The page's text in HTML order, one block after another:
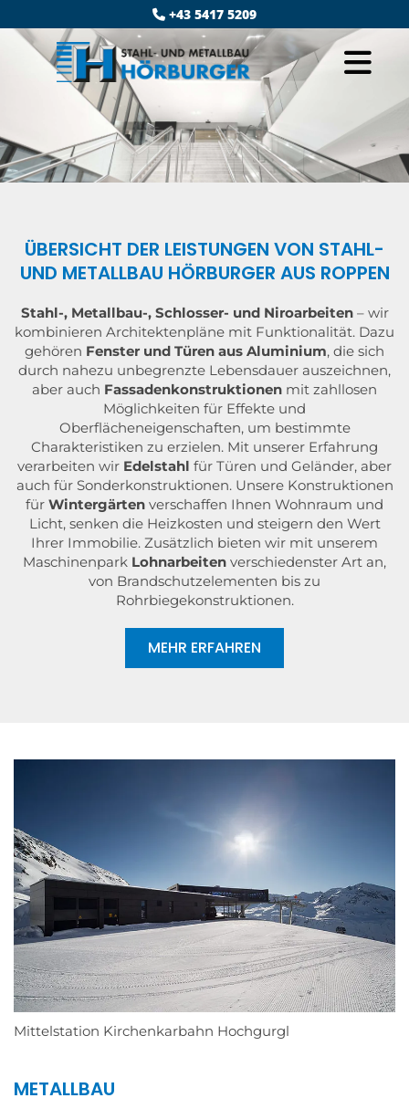
 +43 5417 5209
ÜBERSICHT DER LEISTUNGEN VON STAHL-
UND METALLBAU HÖRBURGER AUS ROPPEN
Stahl-, Metallbau-, Schlosser- und Niroarbeiten– wir
kombinieren Architektenpläne mit Funktionalität. Dazu
gehören Fenster und Türen aus Aluminium, die sich
durch nahezu unbegrenzte Lebensdauer auszeichnen,
aber auch Fassadenkonstruktionen mit zahllosen
Möglichkeiten für Effekte und
Oberflächeneigenschaften, um bestimmte
Charakteristiken zu erzielen. Mit unserer Erfahrung
verarbeiten wir Edelstahl für Türen und Geländer, aber
auch für Sonderkonstruktionen. Unsere Konstruktionen
für Wintergärten verschaffen Ihnen Wohnraum und
Licht, senken die Heizkosten und steigern den Wert
Ihrer Immobilie. Zusätzlich bieten wir mit unserem
Maschinenpark Lohnarbeiten verschiedenster Art an,
von Brandschutzelementen bis zu
Rohrbiegekonstruktionen.
MEHR ERFAHREN
Mittelstation Kirchenkarbahn Hochgurgl
METALLBAU